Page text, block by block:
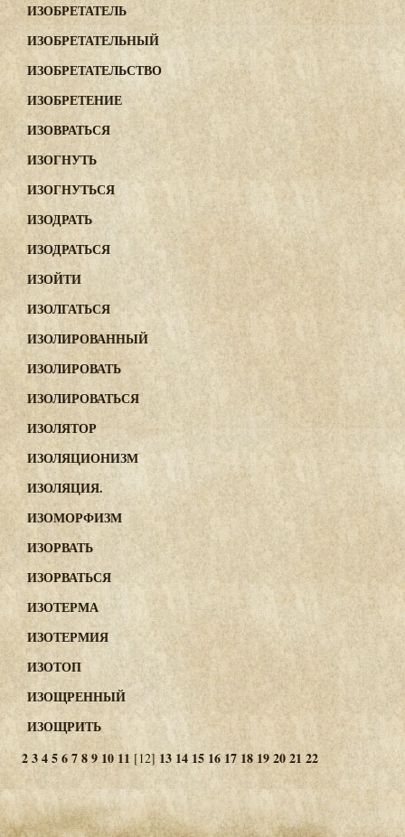
ИЗОБРЕТАТЕЛЬ
ИЗОБРЕТАТЕЛЬНЫЙ
ИЗОБРЕТАТЕЛЬСТВО
ИЗОБРЕТЕНИЕ
ИЗОВРАТЬСЯ
ИЗОГНУТЬ
ИЗОГНУТЬСЯ
ИЗОДРАТЬ
ИЗОДРАТЬСЯ
ИЗОЙТИ
ИЗОЛГАТЬСЯ
ИЗОЛИРОВАННЫЙ
ИЗОЛИРОВАТЬ
ИЗОЛИРОВАТЬСЯ
ИЗОЛЯТОР
ИЗОЛЯЦИОНИЗМ
ИЗОЛЯЦИЯ.
ИЗОМОРФИЗМ
ИЗОРВАТЬ
ИЗОРВАТЬСЯ
ИЗОТЕРМА
ИЗОТЕРМИЯ
ИЗОТОП
ИЗОЩРЕННЫЙ
ИЗОЩРИТЬ
234567891011 [12]13 14 15 16 17 18192021 22